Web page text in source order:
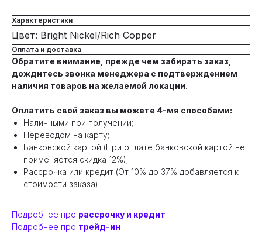
Характеристики
Цвет: Bright Nickel/Rich Copper
Оплата и доставка
Обратите внимание, прежде чем забирать заказ,
дождитесь звонка менеджера с подтверждением
наличия товаров на желаемой локации.
Оплатить свой заказ вы можете 4-мя способами:
Наличными при получении;
Переводом на карту;
Банковской картой (При оплате банковской картой не
применяется скидка 12%);
Рассрочка или кредит (От 10% до 37% добавляется к
стоимости заказа).
Подробнее про рассрочку и кредит
Подробнее про трейд-ин